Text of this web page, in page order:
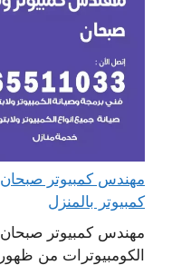
كمبيوتر بالمنزل
مهندس كمبيوتر
الكومبيوترات من